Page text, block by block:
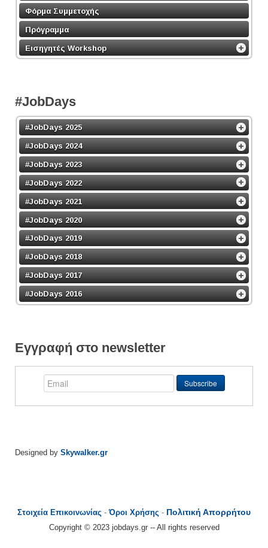
Φόρμα Συμμετοχής
Πρόγραμμα
Εισηγητές Workshop
#JobDays
#JobDays 2025
#JobDays 2024
#JobDays 2023
#JobDays 2022
#JobDays 2021
#JobDays 2020
#JobDays 2019
#JobDays 2018
#JobDays 2017
#JobDays 2016
Εγγραφή στο newsletter
Designed by Skywalker.gr
Στοιχεία Επικοινωνίας -Όροι Χρήσης - Πολιτική Απορρήτου
Copyright © 2023 jobdays.gr -- All rights reserved